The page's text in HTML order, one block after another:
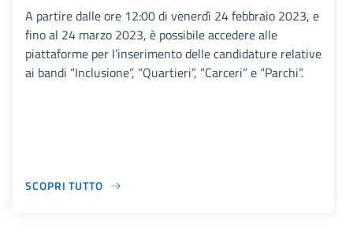
A partire dalle ore 12:00 di venerdì 24 febbraio 2023, e
fino al 24 marzo 2023, è possibile accedere alle
piattaforme per l’inserimento delle candidature relative
ai bandi “Inclusione”, “Quartieri”, “Carceri” e “Parchi”.
SCOPRI TUTTO